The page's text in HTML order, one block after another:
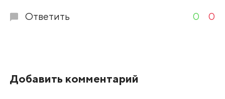
Ответить 0 0
Добавить комментарий